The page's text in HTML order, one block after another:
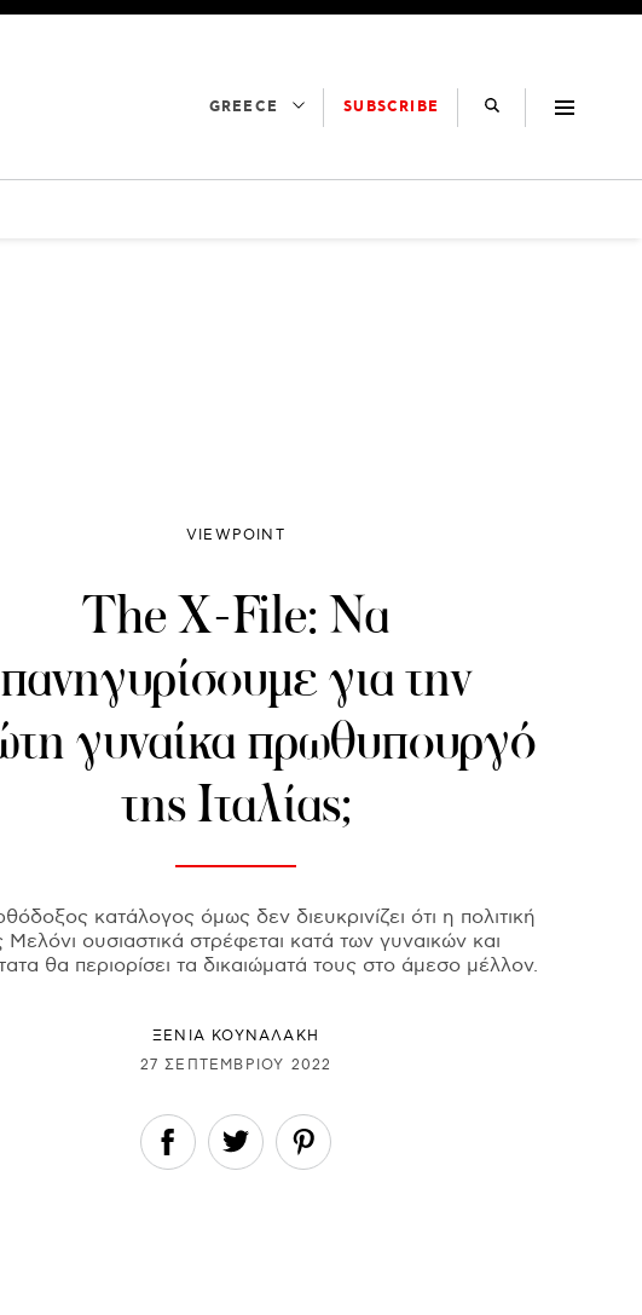
GREECE SUBSCRIBE
VIEWPOINT
The X-File: Nα
πανηγυρίσουμε για την
γυναίκα πρωθυπουργό
της Ιταλίας;
κατάλογος όμως δεν διευκρινίζει ότι η πολιτική
Μελόνι ουσιαστικά στρέφεται κατά των γυναικών και
θα περιορίσει τα δικαιώματά τους στο άμεσο μέλλον.
ΞΕΝΙΑ ΚΟΥΝΑΛΑΚΗ
27 ΣΕΠΤΕΜΒΡΊΟΥ 2022